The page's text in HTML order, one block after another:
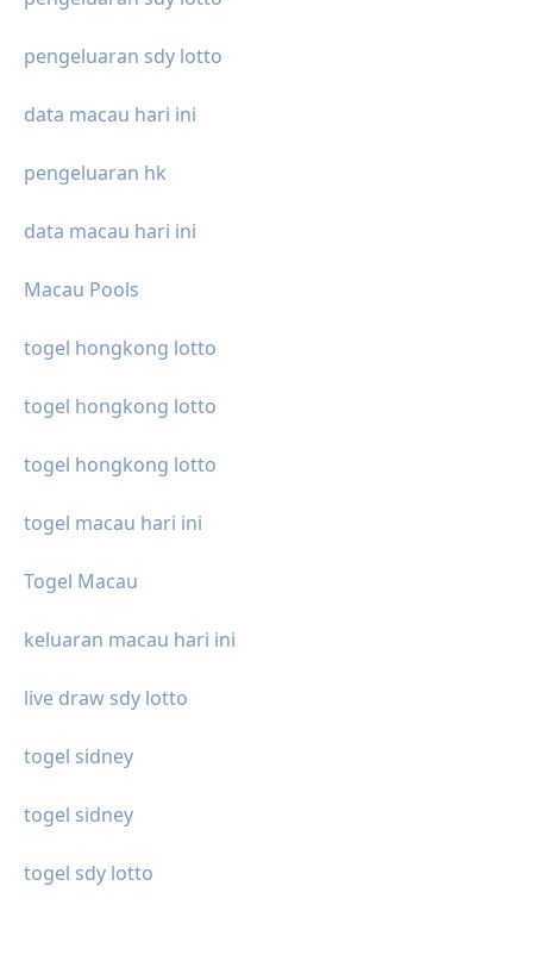
pengeluaran sdy lotto
data macau hari ini
pengeluaran hk
data macau hari ini
Macau Pools
togel hongkong lotto
togel hongkong lotto
togel hongkong lotto
togel macau hari ini
Togel Macau
keluaran macau hari ini
live draw sdy lotto
togel sidney
togel sidney
togel sdy lotto